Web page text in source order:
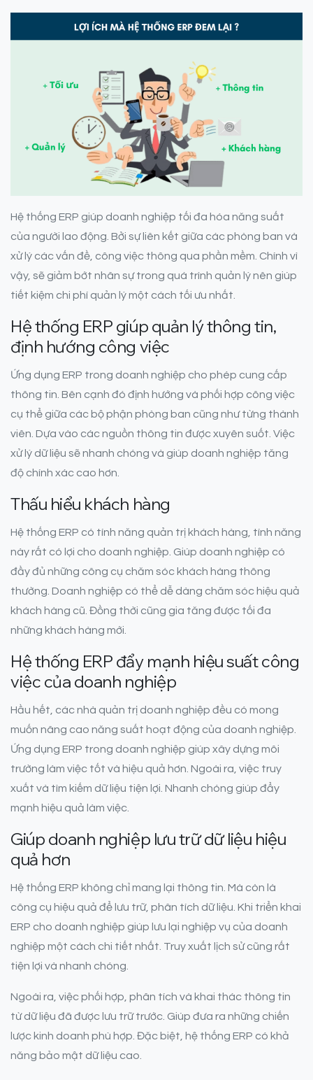
Hệ thống ERP giúp doanh nghiệp tối đa hóa năng suất
của người lao động. Bởi sự liên kết giữa các phòng ban và
xử lý các vấn đề, công việc thông qua phần mềm. Chính vì
vậy, sẽ giảm bớt nhân sự trong quá trình quản lý nên giúp
tiết kiệm chi phí quản lý một cách tối ưu nhất.
Hệ thống ERP giúp quản lý thông tin,
định hướng công việc
Ứng dụng ERP trong doanh nghiệp cho phép cung cấp
thông tin. Bên cạnh đó định hướng và phối hợp công việc
cụ thể giữa các bộ phận phòng ban cũng như từng thành
viên. Dựa vào các nguồn thông tin được xuyên suốt. Việc
xử lý dữ liệu sẽ nhanh chóng và giúp doanh nghiệp tăng
độ chính xác cao hơn.
Thấu hiểu khách hàng
Hệ thống ERP có tính năng quản trị khách hàng, tính năng
này rất có lợi cho doanh nghiệp. Giúp doanh nghiệp có
đầy đủ những công cụ chăm sóc khách hàng thông
thường. Doanh nghiệp có thể dễ dàng chăm sóc hiệu quả
khách hàng cũ. Đồng thời cũng gia tăng được tối đa
những khách hàng mới.
Hệ thống ERP đẩy mạnh hiệu suất công
việc của doanh nghiệp
Hầu hết, các nhà quản trị doanh nghiệp đều có mong
muốn nâng cao năng suất hoạt động của doanh nghiệp.
Ứng dụng ERP trong doanh nghiệp giúp xây dựng môi
trường làm việc tốt và hiệu quả hơn. Ngoài ra, việc truy
xuất và tìm kiếm dữ liệu tiện lợi. Nhanh chóng giúp đẩy
mạnh hiệu quả làm việc.
Giúp doanh nghiệp lưu trữ dữ liệu hiệu
quả hơn
Hệ thống ERP không chỉ mang lại thông tin. Mà còn là
công cụ hiệu quả để lưu trữ, phân tích dữ liệu. Khi triển khai
ERP cho doanh nghiệp giúp lưu lại nghiệp vụ của doanh
nghiệp một cách chi tiết nhất. Truy xuất lịch sử cũng rất
tiện lợi và nhanh chóng.
Ngoài ra, việc phối hợp, phân tích và khai thác thông tin
từ dữ liệu đã được lưu trữ trước. Giúp đưa ra những chiến
lược kinh doanh phù hợp. Đặc biệt, hệ thống ERP có khả
năng bảo mật dữ liệu cao.